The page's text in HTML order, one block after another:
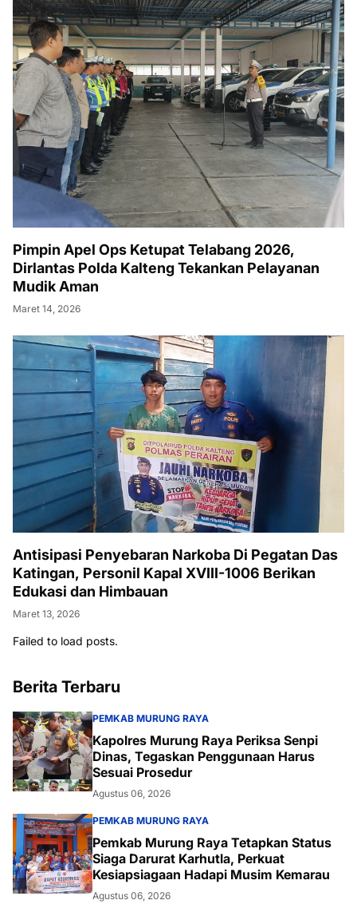
Pimpin Apel Ops Ketupat Telabang 2026,
Dirlantas Polda Kalteng Tekankan Pelayanan
Mudik Aman
Maret 14, 2026
Antisipasi Penyebaran Narkoba Di Pegatan Das
Katingan, Personil Kapal XVIII-1006 Berikan
Edukasi dan Himbauan
Maret 13, 2026
Failed to load posts.
Berita Terbaru
PEMKAB MURUNG RAYA
Kapolres Murung Raya Periksa Senpi
Dinas, Tegaskan Penggunaan Harus
Sesuai Prosedur
Agustus 06, 2026
PEMKAB MURUNG RAYA
Pemkab Murung Raya Tetapkan Status
Siaga Darurat Karhutla, Perkuat
Kesiapsiagaan Hadapi Musim Kemarau
Agustus 06, 2026